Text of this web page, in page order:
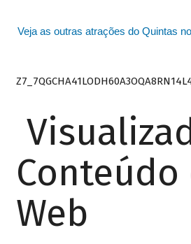
Veja as outras atrações do Quintas
Conteúdo
Web